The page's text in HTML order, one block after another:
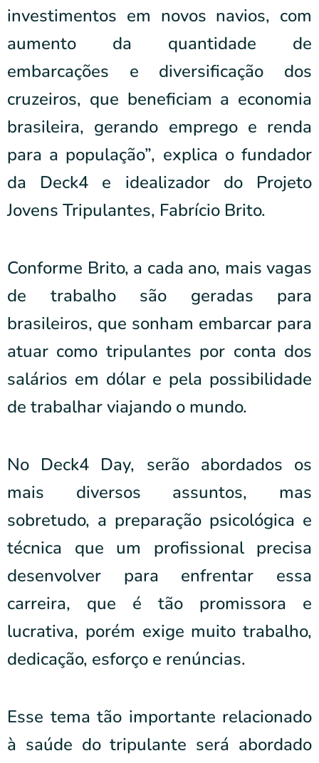
investimentos em novos navios, com
aumento da quantidade de
embarcações e diversificação dos
cruzeiros, que beneficiam a economia
brasileira, gerando emprego e renda
para a população”, explica o fundador
da Deck4 e idealizador do Projeto
Jovens Tripulantes, Fabrício Brito.
Conforme Brito, a cada ano, mais vagas
de trabalho são geradas para
brasileiros, que sonham embarcar para
atuar como tripulantes por conta dos
salários em dólar e pela possibilidade
de trabalhar viajando o mundo.
No Deck4 Day, serão abordados os
mais diversos assuntos, mas
sobretudo, a preparação psicológica e
técnica que um profissional precisa
desenvolver para enfrentar essa
carreira, que é tão promissora e
lucrativa, porém exige muito trabalho,
dedicação, esforço e renúncias.
Esse tema tão importante relacionado
à saúde do tripulante será abordado